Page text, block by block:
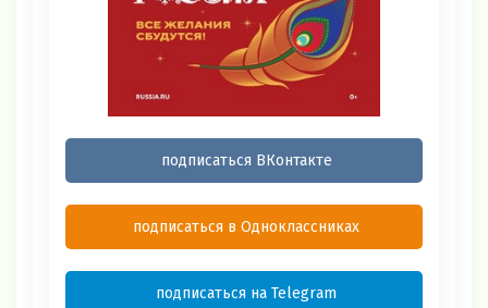
подписаться ВКонтакте
подписаться в Одноклассниках
подписаться на Telegram